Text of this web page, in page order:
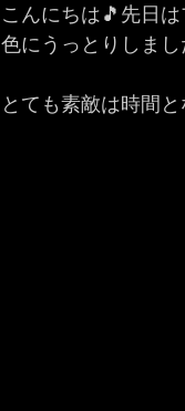
こんにちは🎵先日は
色にうっとりしま
とても素敵は時間